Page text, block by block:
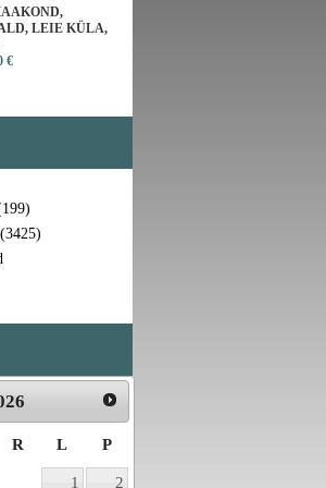
LEIE KÜLA,
€
R L P
1 2